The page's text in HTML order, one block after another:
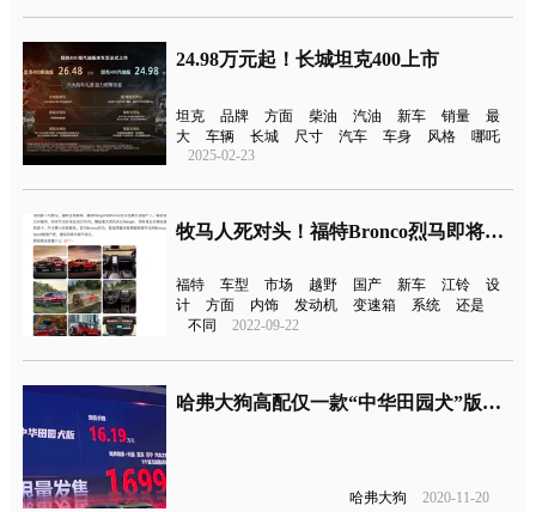
24.98万元起！长城坦克400上市
坦克 品牌 方面 柴油 汽油 新车 销量
最
大
车辆 长城 尺寸 汽车 车身 风格
哪吒
2025-02-23
牧马人死对头！福特Bronco烈马即将国产
福特 车型 市场 越野 国产 新车 江铃
设
计
方面 内饰 发动机 变速箱 系统
还是
不同
2022-09-22
哈弗大狗高配仅一款“中华田园犬”版本，16.19万元还限量？
哈弗大狗 2020-11-20